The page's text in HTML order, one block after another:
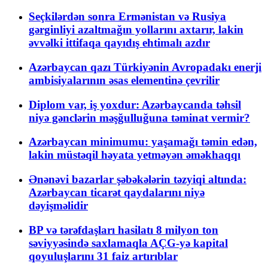
Seçkilərdən sonra Ermənistan və Rusiya
gərginliyi azaltmağın yollarını axtarır, lakin
əvvəlki ittifaqa qayıdış ehtimalı azdır
Azərbaycan qazı Türkiyənin Avropadakı enerji
ambisiyalarının əsas elementinə çevrilir
Diplom var, iş yoxdur: Azərbaycanda təhsil
niyə gənclərin məşğulluğuna təminat vermir?
Azərbaycan minimumu: yaşamağı təmin edən,
lakin müstəqil həyata yetməyən əməkhaqqı
Ənənəvi bazarlar şəbəkələrin təzyiqi altında:
Azərbaycan ticarət qaydalarını niyə
dəyişməlidir
BP və tərəfdaşları hasilatı 8 milyon ton
səviyyəsində saxlamaqla AÇG-yə kapital
qoyuluşlarını 31 faiz artırıblar